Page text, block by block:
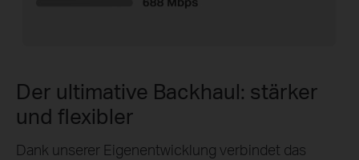
Der ultimative Backhaul: stärker
und flexibler
Dank unserer Eigenentwicklung verbindet das